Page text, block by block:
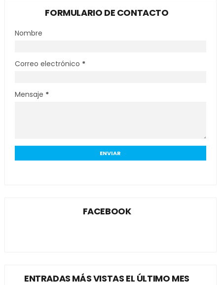
FORMULARIO DE CONTACTO
Nombre
Correo electrónico *
Mensaje *
FACEBOOK
ENTRADAS MÁS VISTAS EL ÚLTIMO MES